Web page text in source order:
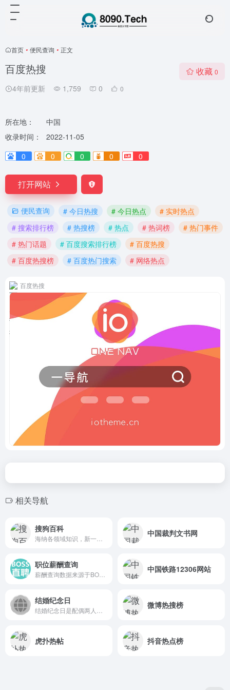
首页 • 便民查询 • 正文
百度热搜
4年前更新 1,759 0 0
收藏 0
所在地：
中国
收录时间：
2022-11-05
0
0 0 0 0
打开网站
便民查询 # 今日热搜 # 今日热点
# 实时热点
# 搜索排行榜
# 热搜榜 # 热点 # 热词榜
# 热门事件
# 热门话题
# 百度搜索排行榜
# 百度热搜
# 百度热搜榜
# 百度热门搜索 # 网络热点
百度热搜
相关导航
搜狗百科 中国裁判文书网
职位薪酬查询 中国铁路12306网站
结婚纪念日 微博热搜榜
虎扑热帖 抖音热点榜